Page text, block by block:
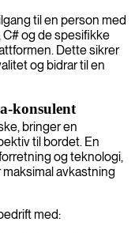
til en person med
og de spesifikke
Dette sikrer
og bidrar til en
konsulent
bringer en
til bordet. En
og teknologi,
avkastning
med: